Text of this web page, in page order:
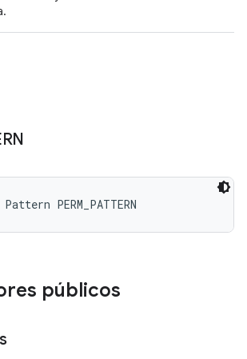
PERM_PATTERN
públicos